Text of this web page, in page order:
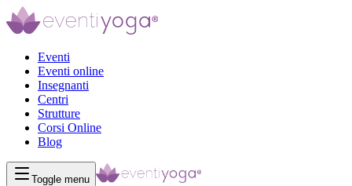
Eventi
Eventi online
Insegnanti
Centri
Strutture
Corsi Online
Blog
Toggle menu